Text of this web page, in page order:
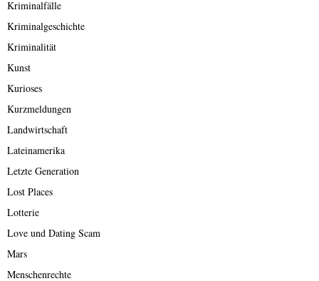
Kriminalfälle
Kriminalgeschichte
Kriminalität
Kunst
Kurioses
Kurzmeldungen
Landwirtschaft
Lateinamerika
Letzte Generation
Lost Places
Lotterie
Love und Dating Scam
Mars
Menschenrechte